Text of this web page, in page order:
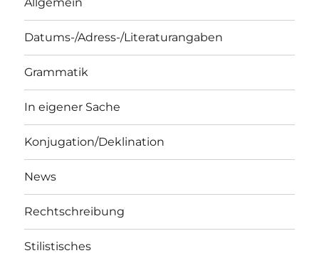
Allgemein
Datums-/Adress-/Literaturangaben
Grammatik
In eigener Sache
Konjugation/Deklination
News
Rechtschreibung
Stilistisches